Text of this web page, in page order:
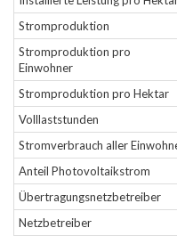
Stromproduktion
Stromproduktion pro
Einwohner
Stromproduktion pro Hektar
Volllaststunden
Stromverbrauch aller
Anteil Photovoltaikstrom
Übertragungsnetzbetreiber
Netzbetreiber